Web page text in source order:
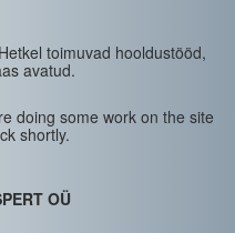
toimuvad hooldustööd,
avatud.
doing some work on the site
shortly.
OÜ